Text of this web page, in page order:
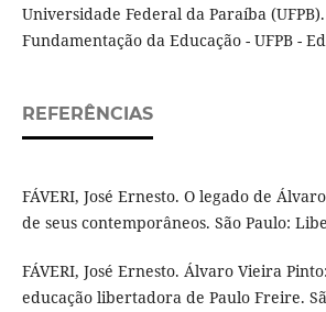
Universidade Federal da Paraíba
Fundamentação da Educação - UFPB -
REFERÊNCIAS
FÁVERI, José Ernesto. O legado de
de seus contemporâneos. São Paulo:
FÁVERI, José Ernesto. Álvaro Vieira
educação libertadora de Paulo Freire.